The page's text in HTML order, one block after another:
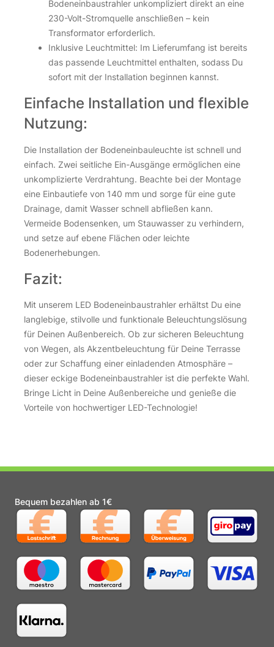
Bodeneinbaustrahler unkompliziert direkt an eine
230-Volt-Stromquelle anschließen – kein
Transformator erforderlich.
Inklusive Leuchtmittel: Im Lieferumfang ist bereits
das passende Leuchtmittel enthalten, sodass Du
sofort mit der Installation beginnen kannst.
Einfache Installation und flexible
Nutzung:
Die Installation der Bodeneinbauleuchte ist schnell und
einfach. Zwei seitliche Ein-Ausgänge ermöglichen eine
unkomplizierte Verdrahtung. Beachte bei der Montage
eine Einbautiefe von 140 mm und sorge für eine gute
Drainage, damit Wasser schnell abfließen kann.
Vermeide Bodensenken, um Stauwasser zu verhindern,
und setze auf ebene Flächen oder leichte
Bodenerhebungen.
Fazit:
Mit unserem LED Bodeneinbaustrahler erhältst Du eine
langlebige, stilvolle und funktionale Beleuchtungslösung
für Deinen Außenbereich. Ob zur sicheren Beleuchtung
von Wegen, als Akzentbeleuchtung für Deine Terrasse
oder zur Schaffung einer einladenden Atmosphäre –
dieser eckige Bodeneinbaustrahler ist die perfekte Wahl.
Bringe Licht in Deine Außenbereiche und genieße die
Vorteile von hochwertiger LED-Technologie!
Bequem bezahlen ab 1€